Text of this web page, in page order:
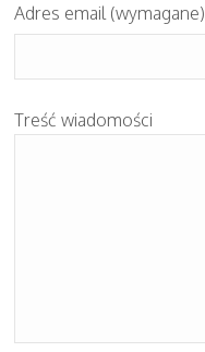
Adres email (wymagane)
Treść wiadomości